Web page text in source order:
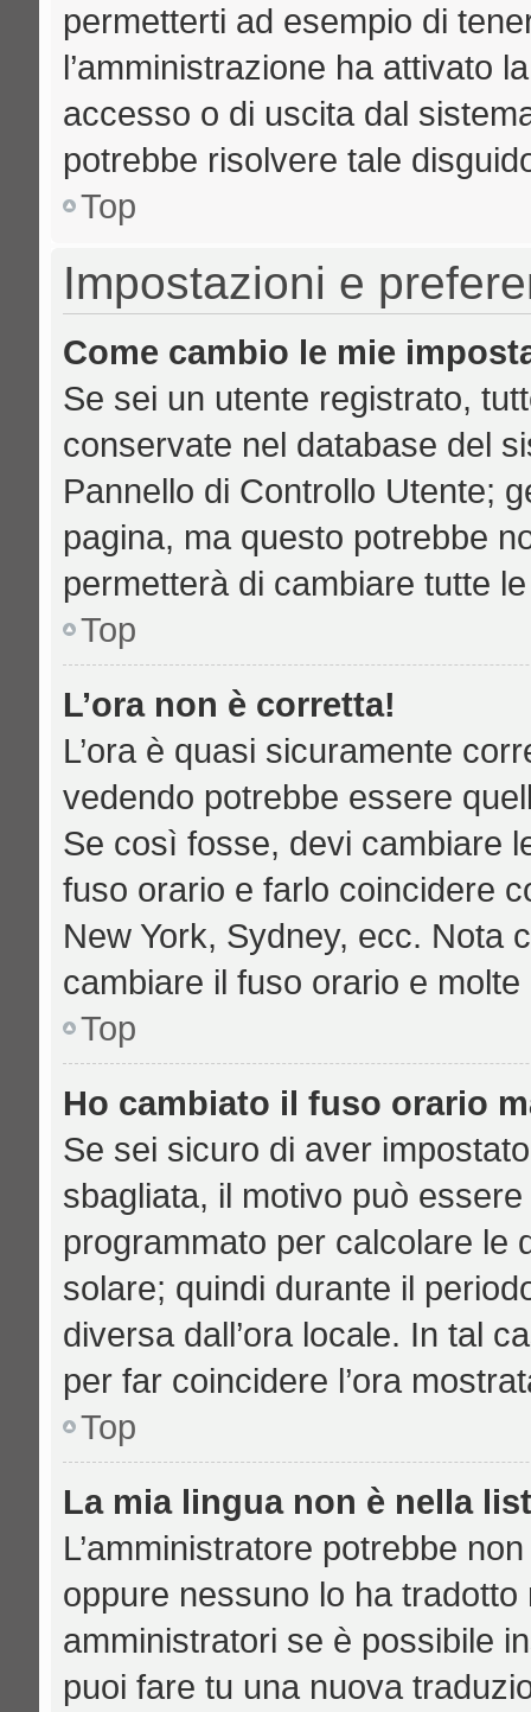
permetterti ad esempio di
l’amministrazione ha attivato
accesso o di uscita dal
potrebbe risolvere tale
Top
Impostazioni e
Come cambio le mie
Se sei un utente registrato,
conservate nel database del
Pannello di Controllo Utente;
pagina, ma questo potrebbe
permetterà di cambiare tutte
Top
L’ora non è corretta!
L’ora è quasi sicuramente
vedendo potrebbe essere
Se così fosse, devi cambiare
fuso orario e farlo coincidere
New York, Sydney, ecc. Nota
cambiare il fuso orario e
Top
Ho cambiato il fuso orario
Se sei sicuro di aver
sbagliata, il motivo può
programmato per calcolare le
solare; quindi durante il
diversa dall’ora locale. In tal
per far coincidere l’ora
Top
La mia lingua non è nella
L’amministratore potrebbe
oppure nessuno lo ha
amministratori se è possibile
puoi fare tu una nuova